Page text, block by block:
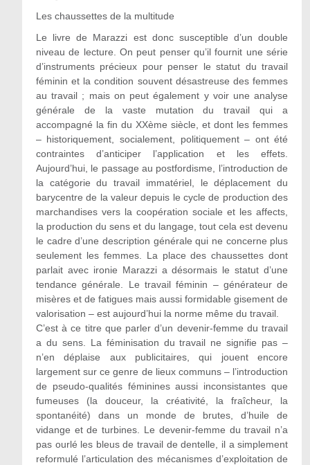
Les chaussettes de la multitude
Le livre de Marazzi est donc susceptible d’un double
niveau de lecture. On peut penser qu’il fournit une série
d’instruments précieux pour penser le statut du travail
féminin et la condition souvent désastreuse des femmes
au travail ; mais on peut également y voir une analyse
générale de la vaste mutation du travail qui a
accompagné la fin du XXème siècle, et dont les femmes
– historiquement, socialement, politiquement – ont été
contraintes d’anticiper l’application et les effets.
Aujourd’hui, le passage au postfordisme, l’introduction de
la catégorie du travail immatériel, le déplacement du
barycentre de la valeur depuis le cycle de production des
marchandises vers la coopération sociale et les affects,
la production du sens et du langage, tout cela est devenu
le cadre d’une description générale qui ne concerne plus
seulement les femmes. La place des chaussettes dont
parlait avec ironie Marazzi a désormais le statut d’une
tendance générale. Le travail féminin – générateur de
misères et de fatigues mais aussi formidable gisement de
valorisation – est aujourd’hui la norme même du travail.
C’est à ce titre que parler d’un devenir-femme du travail
a du sens. La féminisation du travail ne signifie pas –
n’en déplaise aux publicitaires, qui jouent encore
largement sur ce genre de lieux communs – l’introduction
de pseudo-qualités féminines aussi inconsistantes que
fumeuses (la douceur, la créativité, la fraîcheur, la
spontanéité) dans un monde de brutes, d’huile de
vidange et de turbines. Le devenir-femme du travail n’a
pas ourlé les bleus de travail de dentelle, il a simplement
reformulé l’articulation des mécanismes d’exploitation de